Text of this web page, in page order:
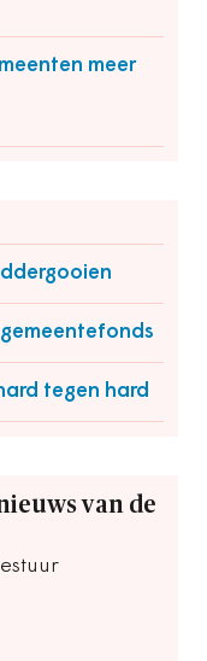
meer
tegen hard
van de